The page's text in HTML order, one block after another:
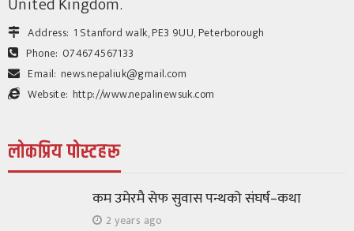
विचार/ब्लग
मदन राजमार्गको घुम्तीमा भेटिएका कमरेडहरू
Address: 1 Stanford walk, PE3 9UU, Peterborough
Phone: 074674567133
Email: news.nepaliuk@gmail.com
Website: http://www.nepalinewsuk.com
लोकप्रिय पोस्टहरू
कम उमेरमै सेफ सुवास पन्थको संघर्ष–कथा
2 years ago